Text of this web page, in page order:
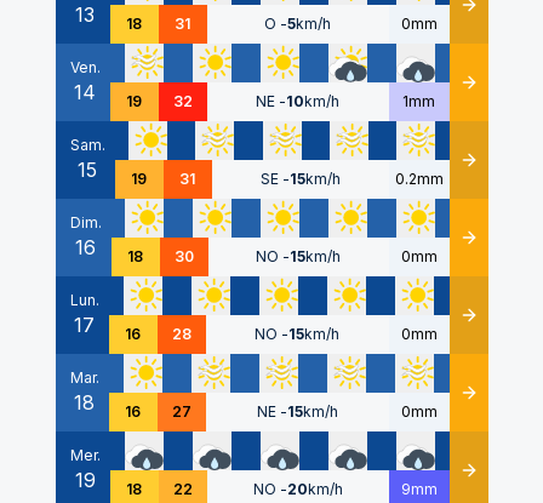
13 18 31 O -5km/h 0mm Détails
Ven.
14 19 32 NE -10km/h 1mm Détails
Sam.
15 19 31 SE -15km/h 0.2mm Détails
Dim.
16 18 30 NO -15km/h 0mm Détails
Lun.
17 16 28 NO -15km/h 0mm Détails
Mar.
18 16 27 NE -15km/h 0mm Détails
Mer.
19 18 22 NO -20km/h 9mm Détails